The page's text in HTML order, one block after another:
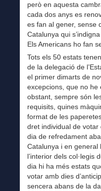
però en aquesta
cada dos anys es
es fan al gener, sense
Catalunya qui
Els Americans ho fan
Tots els 50 estats
de la delegació de
el primer dimarts de
excepcions, que no he
obstant, sempre són
requisits, quines
format de les
dret individual de
dia de refredament
Catalunya i en general
l’interior dels col·legis
dia hi ha més estats
votar amb dies
sencera abans de la